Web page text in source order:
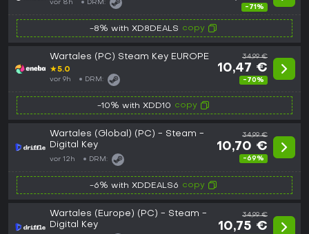
vor 8h DRM:
-71%
-8% with XD8DEALS copy
Wartales (PC) Steam Key EUROPE
★5.0
vor 9h DRM:
34,99 €
10,47 €
-70%
-10% with XDD10 copy
Wartales (Global) (PC) - Steam -
Digital Key
vor 12h DRM:
34,99 €
10,70 €
-69%
-6% with XDDEALS6 copy
Wartales (Europe) (PC) - Steam -
Digital Key
34,99 €
10,75 €